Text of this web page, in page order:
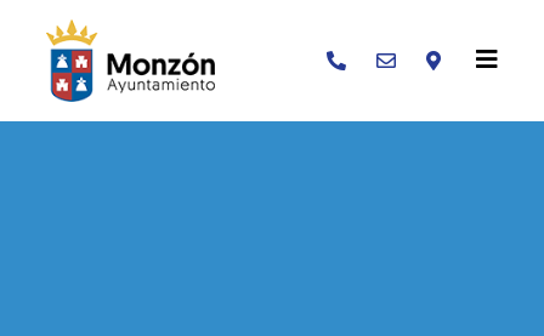
Buscar